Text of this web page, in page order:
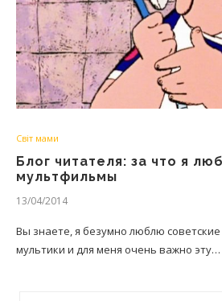
Світ мами
Блог читателя: за что я
мультфильмы
13/04/2014
Вы знаете, я безумно люблю
мультики и для меня очень важно эту…